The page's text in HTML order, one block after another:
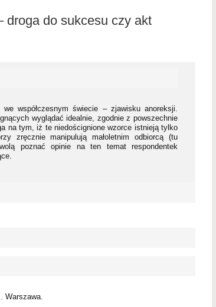
droga do sukcesu czy akt
współczesnym świecie – zjawisku anoreksji.
wyglądać idealnie, zgodnie z powszechnie
na tym, iż te niedoścignione wzorce istnieją tylko
zręcznie manipulują małoletnim odbiorcą (tu
poznać opinie na ten temat respondentek
Warszawa.